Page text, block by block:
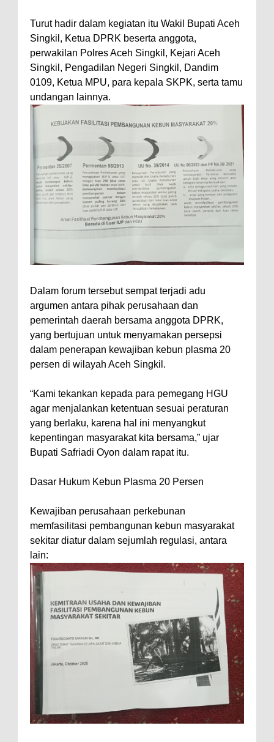
Turut hadir dalam kegiatan itu Wakil Bupati Aceh
Singkil, Ketua DPRK beserta anggota,
perwakilan Polres Aceh Singkil, Kejari Aceh
Singkil, Pengadilan Negeri Singkil, Dandim
0109, Ketua MPU, para kepala SKPK, serta tamu
undangan lainnya.
Dalam forum tersebut sempat terjadi adu
argumen antara pihak perusahaan dan
pemerintah daerah bersama anggota DPRK,
yang bertujuan untuk menyamakan persepsi
dalam penerapan kewajiban kebun plasma 20
persen di wilayah Aceh Singkil.
“Kami tekankan kepada para pemegang HGU
agar menjalankan ketentuan sesuai peraturan
yang berlaku, karena hal ini menyangkut
kepentingan masyarakat kita bersama,” ujar
Bupati Safriadi Oyon dalam rapat itu.
Dasar Hukum Kebun Plasma 20 Persen
Kewajiban perusahaan perkebunan
memfasilitasi pembangunan kebun masyarakat
sekitar diatur dalam sejumlah regulasi, antara
lain: